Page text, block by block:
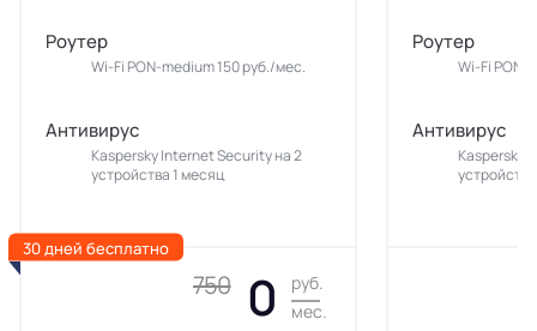
Роутер
Wi-Fi PON-medium 150 руб./мес.
Антивирус
Kaspersky Internet Security на 2
устройства 1 месяц
750 0
руб.
мес.
30 дней бесплатно
Роутер
Wi-Fi PON-
Антивирус
Kaspersky